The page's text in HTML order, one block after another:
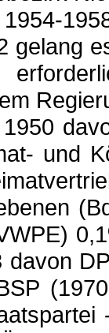
gelang
und
davon